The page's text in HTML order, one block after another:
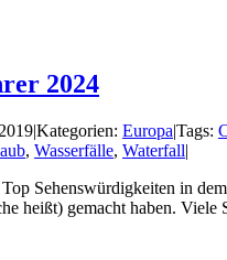
2024
|Kategorien: Europa|Tags:
, Wasserfälle, Waterfall|
Sehenswürdigkeiten in
heißt) gemacht haben.